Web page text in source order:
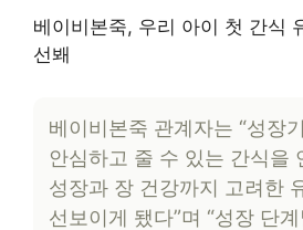
베이비본죽, 우리 아이 첫 간식
선봬
베이비본죽 관계자는 “성장
안심하고 줄 수 있는 간식을
성장과 장 건강까지 고려한
선보이게 됐다”며 “성장 단